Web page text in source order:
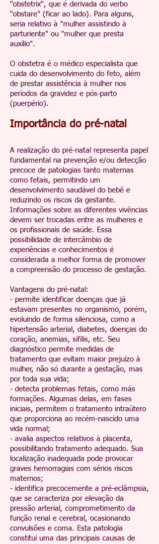
"obstetrix", que é derivada do verbo
"obstare" (ficar ao lado). Para alguns,
seria relativo à "mulher assistindo à
parturiente" ou "mulher que presta
auxílio".
O obstetra é o médico especialista que
cuida do desenvolvimento do feto, além
de prestar assistência à mulher nos
períodos da gravidez e pós-parto
(puerpério).
Importância do pré-natal
A realização do pré-natal representa papel
fundamental na prevenção e/ou detecção
precoce de patologias tanto maternas
como fetais, permitindo um
desenvolvimento saudável do bebê e
reduzindo os riscos da gestante.
Informações sobre as diferentes vivências
devem ser trocadas entre as mulheres e
os profissionais de saúde. Essa
possibilidade de intercâmbio de
experiências e conhecimentos é
considerada a melhor forma de promover
a compreensão do processo de gestação.
Vantagens do pré-natal:
- permite identificar doenças que já
estavam presentes no organismo, porém,
evoluindo de forma silenciosa, como a
hipertensão arterial, diabetes, doenças do
coração, anemias, sífilis, etc. Seu
diagnóstico permite medidas de
tratamento que evitam maior prejuízo à
mulher, não só durante a gestação, mas
por toda sua vida;
- detecta problemas fetais, como más
formações. Algumas delas, em fases
iniciais, permitem o tratamento intraútero
que proporciona ao recém-nascido uma
vida normal;
- avalia aspectos relativos à placenta,
possibilitando tratamento adequado. Sua
localização inadequada pode provocar
graves hemorragias com sérios riscos
maternos;
- identifica precocemente a pré-eclâmpsia,
que se caracteriza por elevação da
pressão arterial, comprometimento da
função renal e cerebral, ocasionando
convulsões e coma. Esta patologia
constitui uma das principais causas de